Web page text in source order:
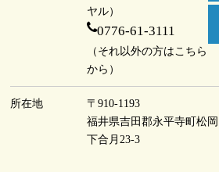
ヤル）
0776-61-3111
（それ以外の方はこちら
から）
所在地
〒910-1193
福井県吉田郡永平寺町松岡
下合月23-3